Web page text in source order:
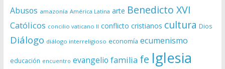
Abusos amazonía América Latina arte Benedicto XVI
Católicos concilio vaticano II conflicto cristianos cultura Dios
Diálogo diálogo interreligioso economía ecumenismo
educación encuentro evangelio familia fe Iglesia